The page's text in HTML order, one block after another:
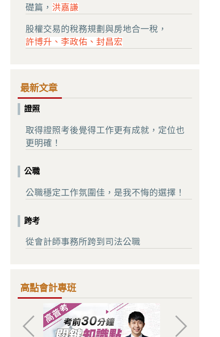
礎篇， 洪嘉謙
股權交易的稅務規劃與房地合一稅，
許博升、李政佑、封昌宏
最新文章
證照
取得證照考後覺得工作更有成就，定位也
更明確！
公職
公職穩定工作氛圍佳，是我不悔的選擇！
跨考
從會計師事務所跨到司法公職
高點會計專班